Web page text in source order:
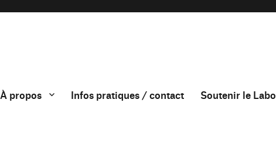
À propos Infos pratiques / contact Soutenir le Labo